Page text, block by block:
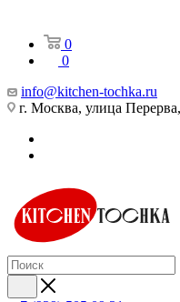
0
0
info@kitchen-tochka.ru
г. Москва, улица